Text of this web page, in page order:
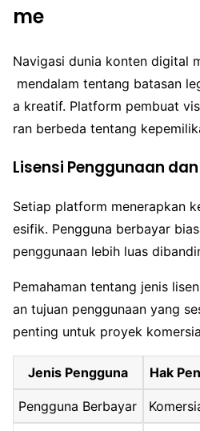
me
Navigasi dunia konten digital
mendalam tentang batasan
a kreatif. Platform pembuat
ran berbeda tentang
Lisensi Penggunaan
Setiap platform menerapkan
esifik. Pengguna berbayar
penggunaan lebih luas
Pemahaman tentang jenis
an tujuan penggunaan yang
penting untuk proyek
Jenis Pengguna Hak
Pengguna Berbayar